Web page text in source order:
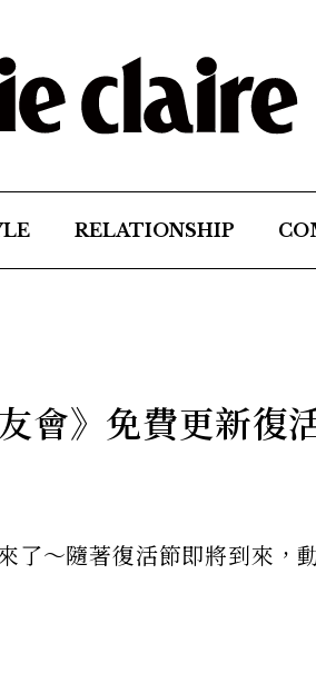
RELATIONSHIP
會》免費更新復
了～隨著復活節即將到來，